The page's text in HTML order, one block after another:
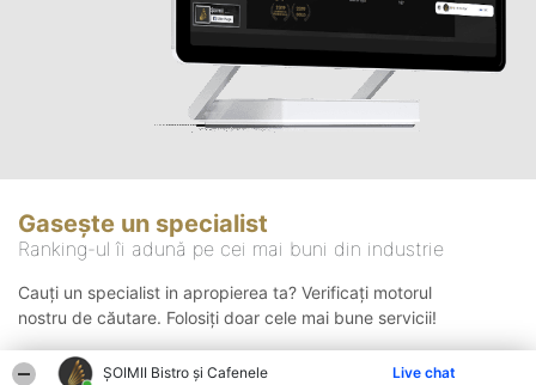
ȘOIMII Bistro și Cafenele Live chat
Gasește un specialist
Ranking-ul îi adună pe cei mai buni din industrie
Cauți un specialist in apropierea ta? Verificați motorul
nostru de căutare. Folosiți doar cele mai bune servicii!